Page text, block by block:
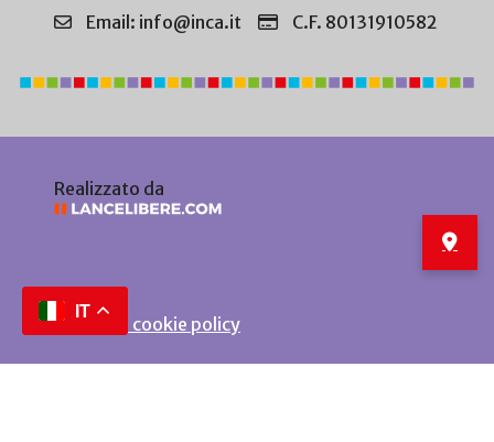
Email: info@inca.it
C.F. 80131910582
Realizzato da
Privacy e cookie policy
IT